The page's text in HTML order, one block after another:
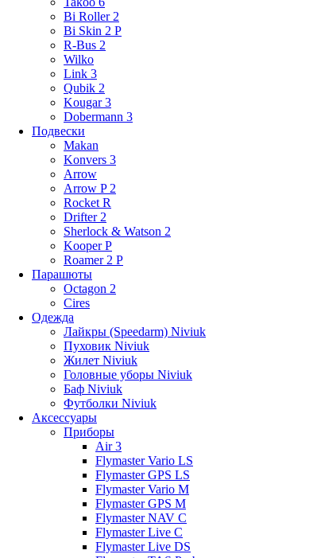
Bi Roller 2
Bi Skin 2 P
R-Bus 2
Wilko
Link 3
Qubik 2
Kougar 3
Dobermann 3
Подвески
Makan
Konvers 3
Arrow
Arrow P 2
Rocket R
Drifter 2
Sherlock & Watson 2
Kooper P
Roamer 2 P
Парашюты
Octagon 2
Cires
Одежда
Лайкры (Speedarm) Niviuk
Пуховик Niviuk
Жилет Niviuk
Головные уборы Niviuk
Баф Niviuk
Футболки Niviuk
Аксессуары
Приборы
Air 3
Flymaster Vario LS
Flymaster GPS LS
Flymaster Vario M
Flymaster GPS M
Flymaster NAV C
Flymaster Live C
Flymaster Live DS